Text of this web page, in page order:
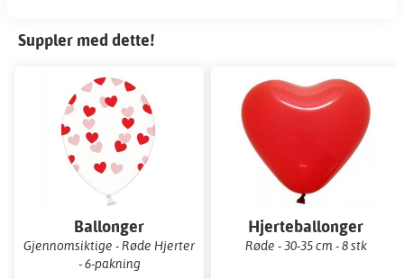
Suppler med dette!
Ballonger
Gjennomsiktige - Røde Hjerter
- 6-pakning
Hjerteballonger
Røde - 30-35 cm - 8 stk